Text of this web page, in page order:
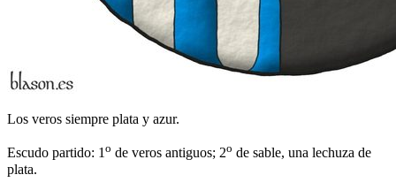
Los veros siempre plata y azur.
Escudo partido: 1o de veros antiguos; 2o de sable, una lechuza de
plata.